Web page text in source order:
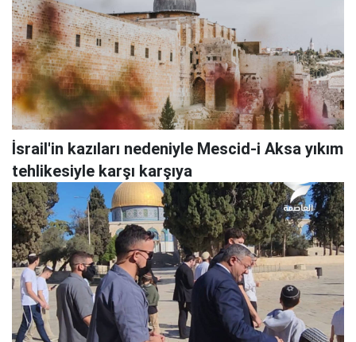
İsrail'in kazıları nedeniyle Mescid-i Aksa yıkım
tehlikesiyle karşı karşıya